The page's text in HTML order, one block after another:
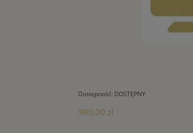
Dostępność: DOSTĘPNY
980,00 zł